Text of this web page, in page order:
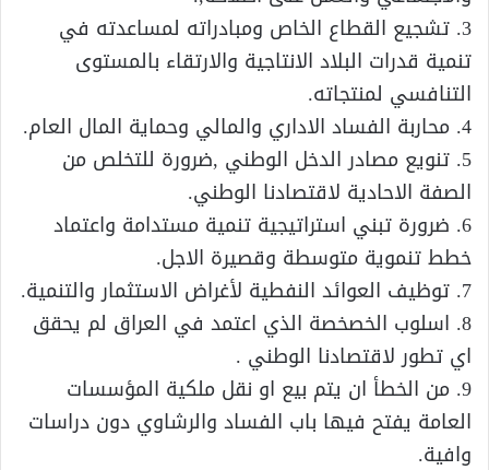
3. تشجيع القطاع الخاص ومبادراته لمساعدته في
تنمية قدرات البلاد الانتاجية والارتقاء بالمستوى
التنافسي لمنتجاته.
4. محاربة الفساد الاداري والمالي وحماية المال العام.
5. تنويع مصادر الدخل الوطني ,ضرورة للتخلص من
الصفة الاحادية لاقتصادنا الوطني.
6. ضرورة تبني استراتيجية تنمية مستدامة واعتماد
خطط تنموية متوسطة وقصيرة الاجل.
7. توظيف العوائد النفطية لأغراض الاستثمار والتنمية.
8. اسلوب الخصخصة الذي اعتمد في العراق لم يحقق
اي تطور لاقتصادنا الوطني .
9. من الخطأ ان يتم بيع او نقل ملكية المؤسسات
العامة يفتح فيها باب الفساد والرشاوي دون دراسات
وافية.